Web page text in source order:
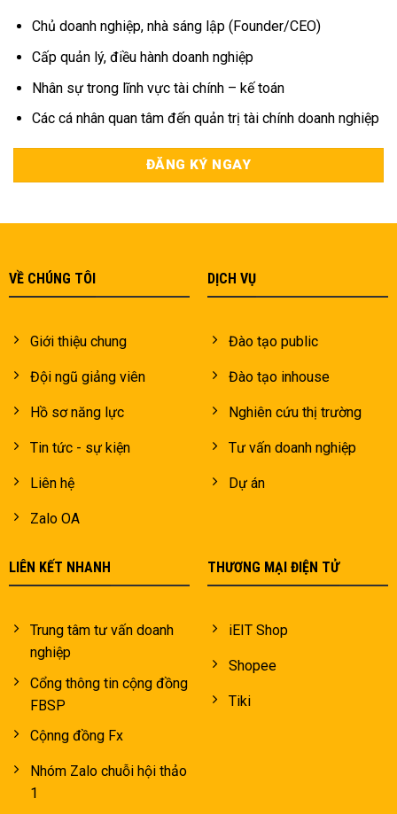
Chủ doanh nghiệp, nhà sáng lập (Founder/CEO)
Cấp quản lý, điều hành doanh nghiệp
Nhân sự trong lĩnh vực tài chính – kế toán
Các cá nhân quan tâm đến quản trị tài chính doanh nghiệp
ĐĂNG KÝ NGAY
VỀ CHÚNG TÔI
Giới thiệu chung
Đội ngũ giảng viên
Hồ sơ năng lực
Tin tức - sự kiện
Liên hệ
Zalo OA
DỊCH VỤ
Đào tạo public
Đào tạo inhouse
Nghiên cứu thị trường
Tư vấn doanh nghiệp
Dự án
LIÊN KẾT NHANH
Trung tâm tư vấn doanh
nghiệp
Cổng thông tin cộng đồng
FBSP
Cộnng đồng Fx
Nhóm Zalo chuỗi hội thảo
1
THƯƠNG MẠI ĐIỆN TỬ
iEIT Shop
Shopee
Tiki